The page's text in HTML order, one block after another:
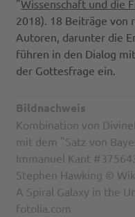
"Wissenschaft und die
2018). 18 Beiträge
Autoren, darunter die
führen in den Dialog
der Gottesfrage ein.
Bildnachweis
Kombination von
mit dem "Satz von
Immanuel Kant
Stephen Hawking ©
A Spiral Galaxy in the
fotolia.com